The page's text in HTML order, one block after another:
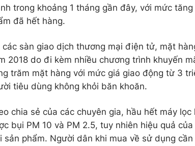
trong khoảng 1 tháng gần đây, với mức
đã hết hàng.
các sàn giao dịch thương mại điện tử, mặt
2018 do đi kèm nhiều chương trình khuyến
trăm mặt hàng với mức giá giao động từ 3
tiêu dùng không khỏi băn khoăn.
chia sẻ của các chuyên gia, hầu hết máy
bụi PM 10 và PM 2.5, tuy nhiên hiệu quả
sản phẩm. Người dân khi mua về sử dụng